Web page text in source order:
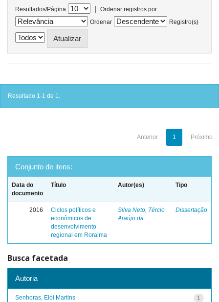
Resultados/Página |
Ordenar registros por
Ordenar
Registro(s)
Resultado 1-1 de 1.
Anterior 1 Próximo
Conjunto de itens:
Data do
documento
Título Autor(es) Tipo
2016
Ciclos políticos e
econômicos de
desenvolvimento
regional em Roraima
Silva Neto, Tércio
Araújo da
Dissertação
Busca facetada
Autoria
1
Senhoras, Elói Martins